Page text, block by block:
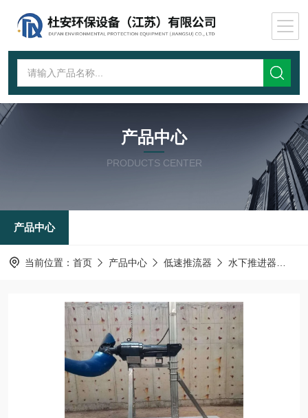
产品中心
PRODUCTS CENTER
产品中心
当前位置： 首页 产品中心 低速推流器 水下推进器